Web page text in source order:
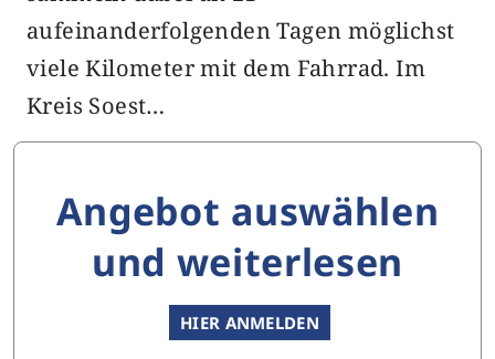
aufeinanderfolgenden Tagen möglichst
viele Kilometer mit dem Fahrrad. Im
Kreis Soest…
Angebot auswählen
und weiterlesen
HIER ANMELDEN